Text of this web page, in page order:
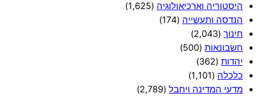
היסטוריה וארכיאולוגיה (1,625)
הנדסה ותעשייה (174)
חינוך (2,043)
חשבונאות (500)
יהדות (362)
כלכלה (1,101)
מדעי המדינה ויחבל (2,789)